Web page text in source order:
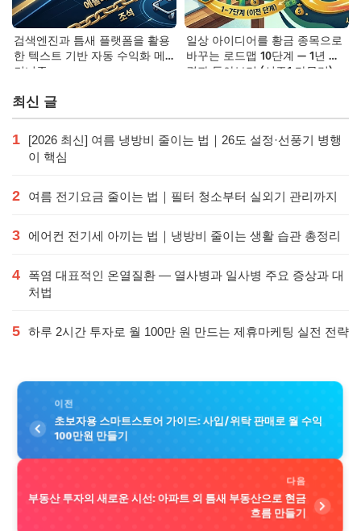
검색엔진과 틈새 플랫폼을 활용
한 텍스트 기반 자동 수익화 메
커니즘
일상 아이디어를 황금 종목으로
바꾸는 로드맵 10단계 — 1년 후
결과 돌아보기 (시즌1 마무리)
최신 글
1
[2026 최신] 여름 냉방비 줄이는 법｜26도 설정·선풍기 병행
이 핵심
2 여름 전기요금 줄이는 법｜필터 청소부터 실외기 관리까지
3 에어컨 전기세 아끼는 법｜냉방비 줄이는 생활 습관 총정리
4
폭염 대표적인 온열질환 — 열사병과 일사병 주요 증상과 대
처법
5 하루 2시간 투자로 월 100만 원 만드는 제휴마케팅 실전 전략
이전
초보자용 스마트스토어 가이드: 사입/위탁 판매로 월 수익
100만원 만들기
다음
부동산 투자의 새로운 시선: 아파트 외 틈새 부동산으로 현금
흐름 만들기